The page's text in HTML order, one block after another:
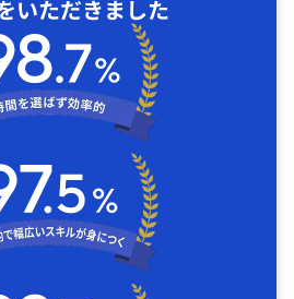
いただきました